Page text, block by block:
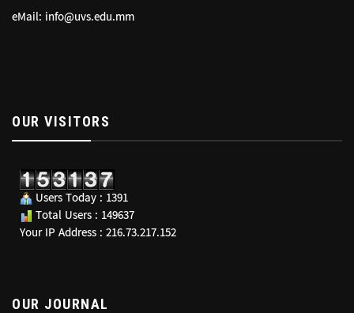
eMail: info@uvs.edu.mm
OUR VISITORS
Users Today : 1391
Total Users : 149637
Your IP Address : 216.73.217.152
OUR JOURNAL